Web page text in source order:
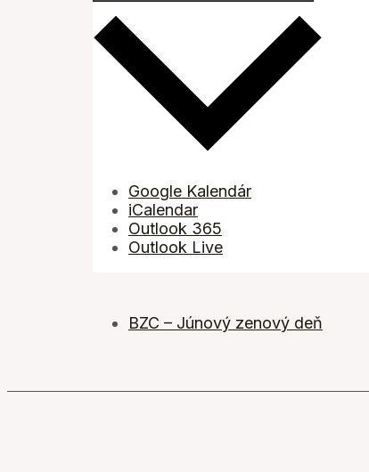
Google Kalendár
iCalendar
Outlook 365
Outlook Live
BZC – Júnový zenový deň